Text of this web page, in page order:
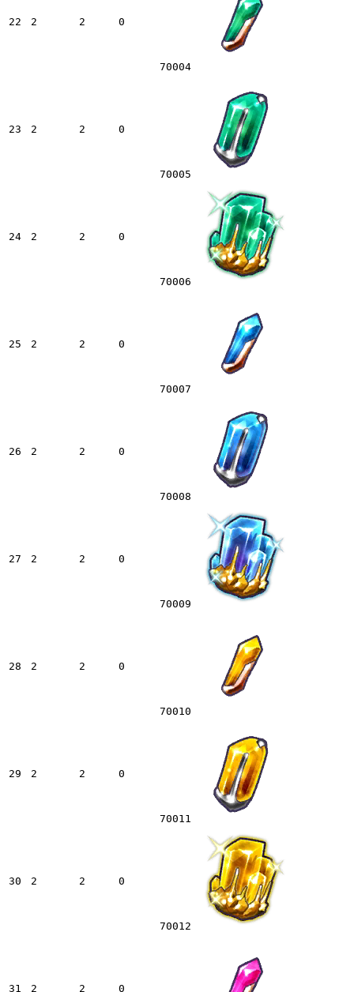
22 2 2 0
70004
23 2 2 0
70005
24 2 2 0
70006
25 2 2 0
70007
26 2 2 0
70008
27 2 2 0
70009
28 2 2 0
70010
29 2 2 0
70011
30 2 2 0
70012
31 2 2 0